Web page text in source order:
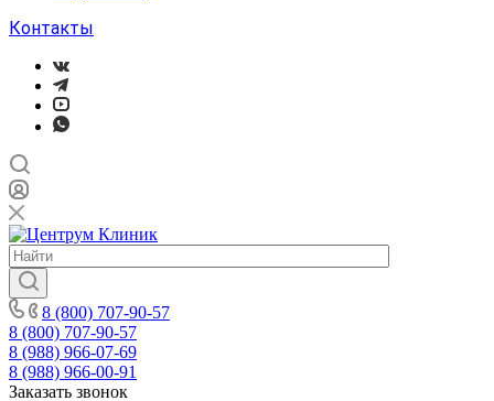
Контакты
8 (800) 707-90-57
8 (800) 707-90-57
8 (988) 966-07-69
8 (988) 966-00-91
Заказать звонок